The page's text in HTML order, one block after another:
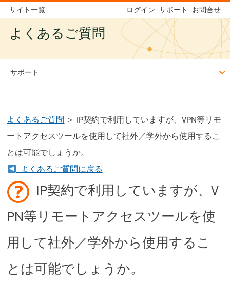
サイト一覧 ログイン サポート お問合せ
よくあるご質問
サポート
よくあるご質問 ＞ IP契約で利用していますが、VPN等リモ
ートアクセスツールを使用して社外／学外から使用するこ
とは可能でしょうか。
よくあるご質問に戻る
IP契約で利用していますが、V
PN等リモートアクセスツールを使
用して社外／学外から使用するこ
とは可能でしょうか。